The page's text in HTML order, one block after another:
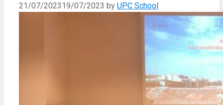
21/07/202319/07/2023 by UPC School